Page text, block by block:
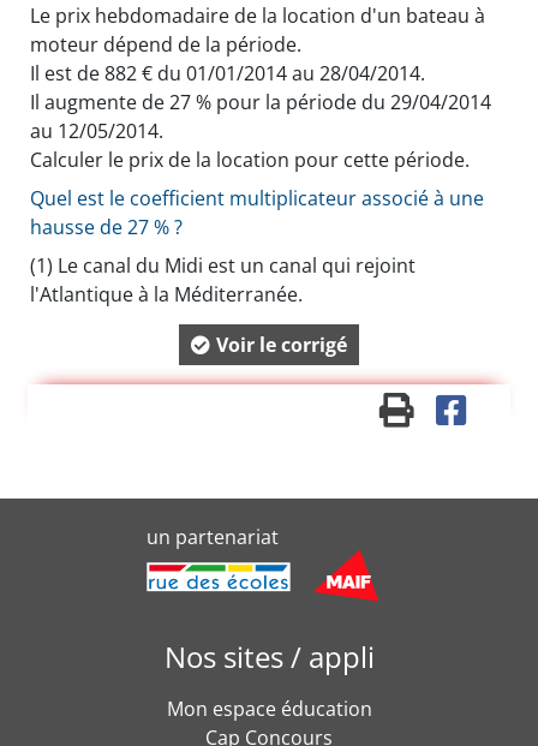
Le prix hebdomadaire de la location d'un bateau à
moteur dépend de la période.
Il est de 882 € du 01/01/2014 au 28/04/2014.
Il augmente de 27 % pour la période du 29/04/2014
au 12/05/2014.
Calculer le prix de la location pour cette période.
Quel est le coefficient multiplicateur associé à une
hausse de 27 % ?
(1) Le canal du Midi est un canal qui rejoint
l'Atlantique à la Méditerranée.
Voir le corrigé
un partenariat
Nos sites / appli
Mon espace éducation
Cap Concours